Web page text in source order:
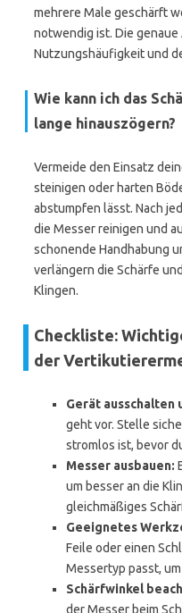
mehrere Male geschärft
notwendig ist. Die
Nutzungshäufigkeit und
Wie kann ich das
lange hinauszögern?
Vermeide den Einsatz
steinigen oder harten
abstumpfen lässt. Nach
die Messer reinigen und
schonende Handhabung
verlängern die Schärfe
Klingen.
Checkliste:
der
Gerät ausschalten
geht vor. Stelle
stromlos ist, bevor
Messer ausbauen:
um besser an die
gleichmäßiges
Geeignetes
Feile oder einen
Messertyp passt,
Schärfwinkel
der Messer beim